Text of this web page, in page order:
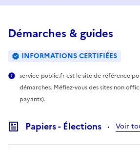
Démarches & guides
INFORMATIONS CERTIFIÉES
service-public.fr est le site de référence
démarches. Méfiez-vous des sites non
payants).
Papiers - Élections Voir